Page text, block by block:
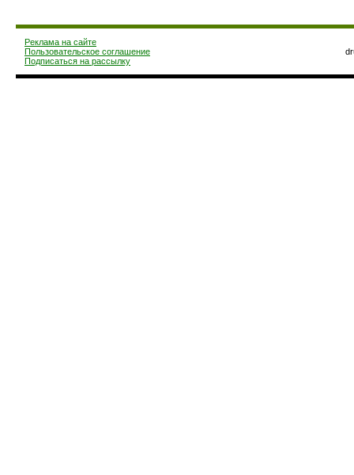
Реклама на сайте
Пользовательское соглашение
Подписаться на рассылку